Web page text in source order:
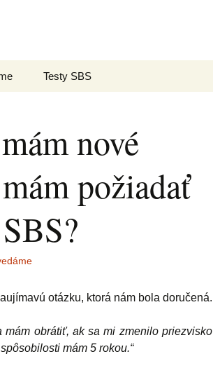
Testy SBS
nové
požiadať
otázku, ktorá nám bola doručená.
obrátiť, ak sa mi zmenilo priezvisko
mám 5 rokou.“